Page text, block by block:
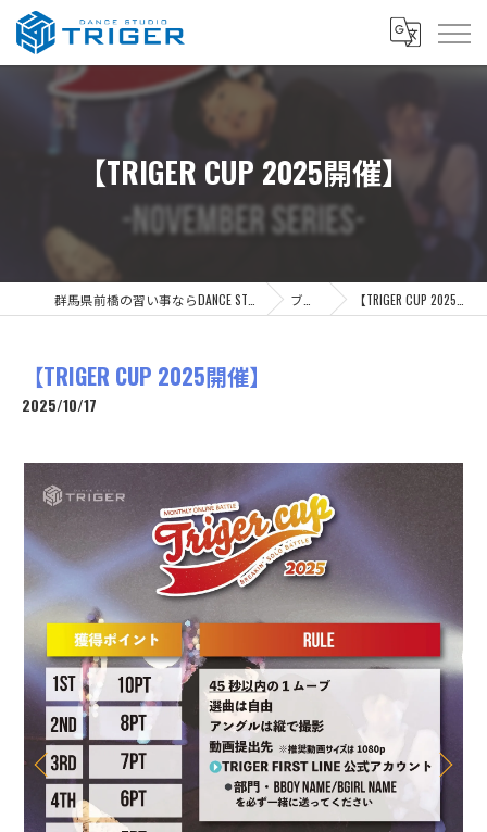
【TRIGER CUP 2025開催】
ブログ 【TRIGER CUP 2025開催】
【TRIGER CUP 2025開催】
2025/10/17